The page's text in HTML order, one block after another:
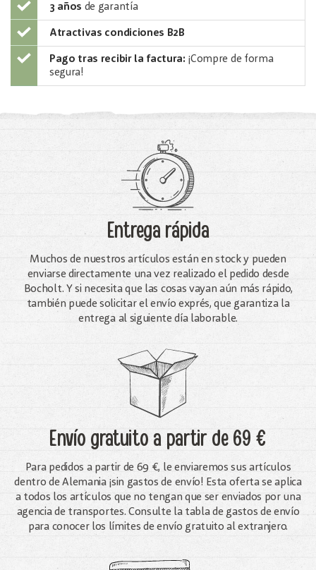
3 años de garantía
Atractivas condiciones B2B
Pago tras recibir la factura: ¡Compre de forma
segura!
Entrega rápida
Muchos de nuestros artículos están en stock y pueden
enviarse directamente una vez realizado el pedido desde
Bocholt. Y si necesita que las cosas vayan aún más rápido,
también puede solicitar el envío exprés, que garantiza la
entrega al siguiente día laborable.
Envío gratuitoa partir de 69 €
Para pedidos a partir de 69 €, le enviaremos sus artículos
dentro de Alemania ¡sin gastos de envío! Esta oferta se aplica
a todos los artículos que no tengan que ser enviados por una
agencia de transportes. Consulte la tabla de gastos de envío
para conocer los límites de envío gratuito al extranjero.